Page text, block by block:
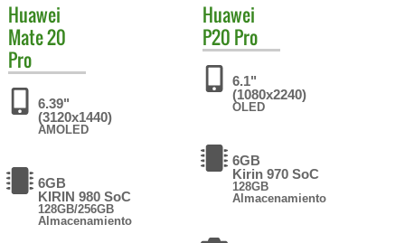
Huawei
Mate 20
Pro
6.39"
(3120x1440)
AMOLED
6GB
KIRIN 980 SoC
128GB/256GB
Almacenamiento
Huawei
P20 Pro
6.1"
(1080x2240)
OLED
6GB
Kirin 970 SoC
128GB
Almacenamiento